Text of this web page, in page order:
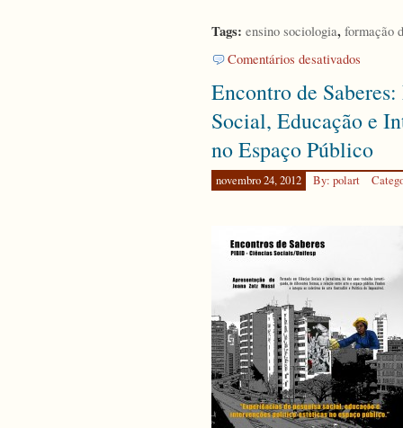
Tags: ensino sociologia, formação
Comentários desativados
Encontro
Unifesp
Encontro de
Social, Educação e
no Espaço Público
novembro 24, 2012 By: polart